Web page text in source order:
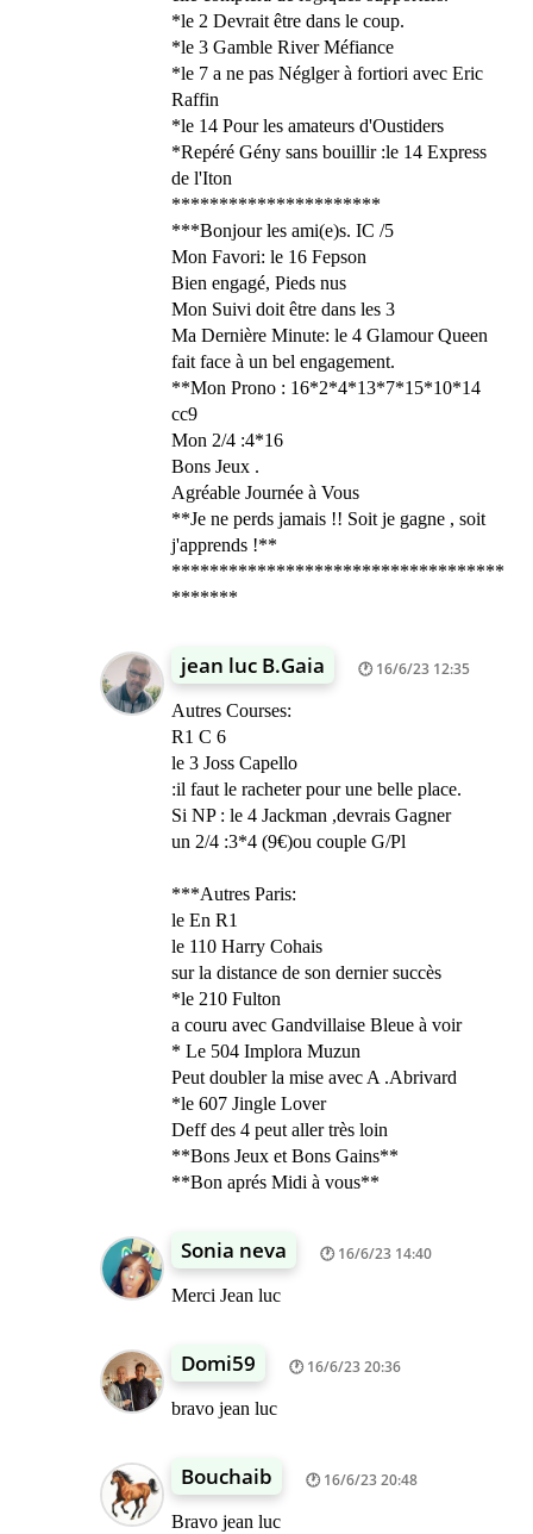
*le 2 Devrait être dans le coup.
*le 3 Gamble River Méfiance
*le 7 a ne pas Néglger à fortiori avec Eric
Raffin
*le 14 Pour les amateurs d'Oustiders
*Repéré Gény sans bouillir :le 14 Express
de l'Iton
**********************
***Bonjour les ami(e)s. IC /5
Mon Favori: le 16 Fepson
Bien engagé, Pieds nus
Mon Suivi doit être dans les 3
Ma Dernière Minute: le 4 Glamour Queen
fait face à un bel engagement.
**Mon Prono : 16*2*4*13*7*15*10*14
cc9
Mon 2/4 :4*16
Bons Jeux .
Agréable Journée à Vous
**Je ne perds jamais !! Soit je gagne , soit
j'apprends !**
***********************************
*******
jean luc B.Gaia 16/6/23 12:35
Autres Courses:
R1 C 6
le 3 Joss Capello
:il faut le racheter pour une belle place.
Si NP : le 4 Jackman ,devrais Gagner
un 2/4 :3*4 (9€)ou couple G/Pl
***Autres Paris:
le En R1
le 110 Harry Cohais
sur la distance de son dernier succès
*le 210 Fulton
a couru avec Gandvillaise Bleue à voir
* Le 504 Implora Muzun
Peut doubler la mise avec A .Abrivard
*le 607 Jingle Lover
Deff des 4 peut aller très loin
**Bons Jeux et Bons Gains**
**Bon aprés Midi à vous**
Sonia neva 16/6/23 14:40
Merci Jean luc
Domi59 16/6/23 20:36
bravo jean luc
Bouchaib 16/6/23 20:48
Bravo jean luc